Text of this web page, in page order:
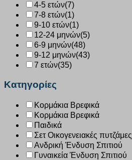
4-5 ετών(7)
7-8 ετών(1)
9-10 ετών(1)
12-24 μηνών(5)
6-9 μηνών(48)
9-12 μηνών(43)
7 ετών(35)
Κατηγορίες
Κορμάκια Βρεφικά
Κορμάκια Βρεφικά
Παιδικά
Σετ Οικογενειακές πυτζάμες
Ανδρική Ένδυση Σπιτιού
Γυναικεία Ένδυση Σπιτιού